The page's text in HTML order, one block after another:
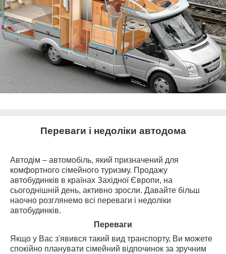
Переваги і недоліки автодома
Автодім – автомобіль, який призначений для
комфортного сімейного туризму. Продажу
автобудинків в країнах Західної Європи, на
сьогоднішній день, активно зросли. Давайте більш
наочно розглянемо всі переваги і недоліки
автобудинків.
Переваги
Якщо у Вас з'явився такий вид транспорту, Ви можете
спокійно планувати сімейний відпочинок за зручним